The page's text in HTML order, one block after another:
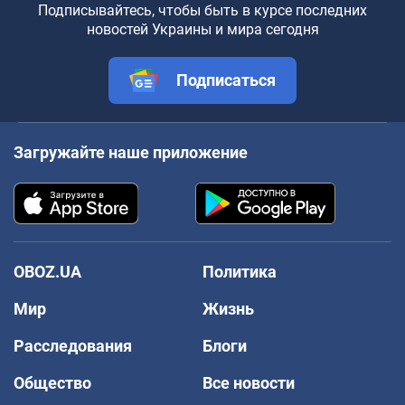
Подписывайтесь, чтобы быть в курсе последних
новостей Украины и мира сегодня
Подписаться
Загружайте наше приложение
OBOZ.UA
Политика
Мир
Жизнь
Расследования
Блоги
Общество
Все новости